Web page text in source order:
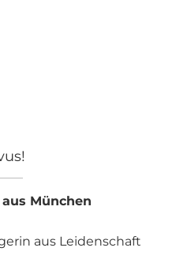
München
aus Leidenschaft